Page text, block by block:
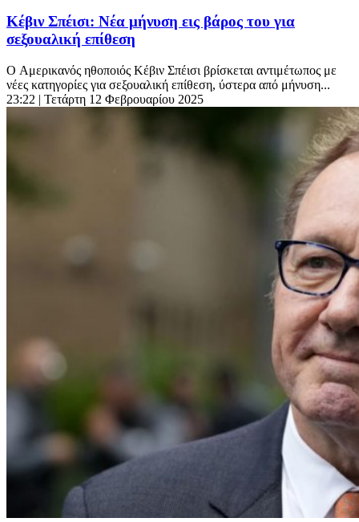
Κέβιν Σπέισι: Νέα μήνυση εις βάρος του για
σεξουαλική επίθεση
Ο Aμερικανός ηθοποιός Κέβιν Σπέισι βρίσκεται αντιμέτωπος με
νέες κατηγορίες για σεξουαλική επίθεση, ύστερα από μήνυση...
23:22 | Τετάρτη 12 Φεβρουαρίου 2025